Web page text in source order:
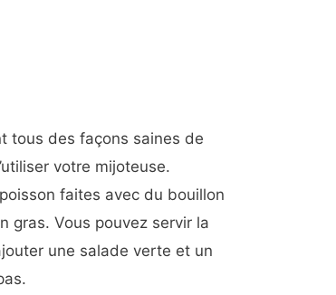
tous des façons saines de
votre mijoteuse.
faites avec du bouillon
gras. Vous pouvez servir la
une salade verte et un